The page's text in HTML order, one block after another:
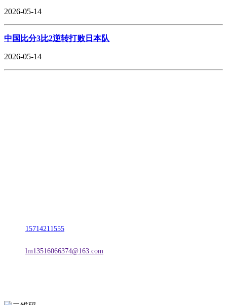
2026-05-14
中国比分3比2逆转打败日本队
2026-05-14
15714211555
lm13516066374@163.com